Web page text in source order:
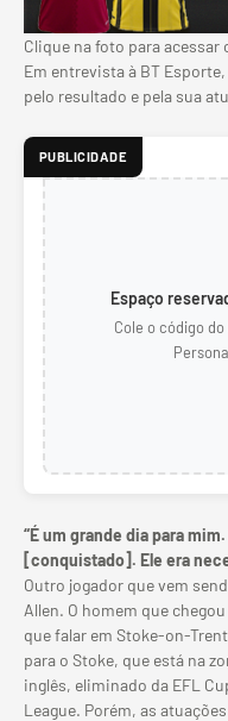
Clique na foto para acessar
Em entrevista à BT
pelo resultado e pela sua
PUBLICIDADE
Espaço
Cole o código
“É um grande dia para
[conquistado]. Ele era
Outro jogador que vem
Allen. O homem que
que falar em Stoke-on-
para o Stoke, que está na
inglês, eliminado da EFL
League. Porém, as